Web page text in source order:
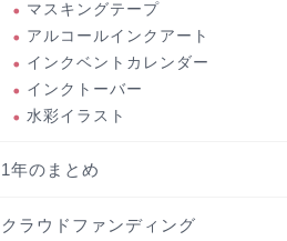
マスキングテープ
アルコールインクアート
インクベントカレンダー
インクトーバー
水彩イラスト
1年のまとめ
クラウドファンディング